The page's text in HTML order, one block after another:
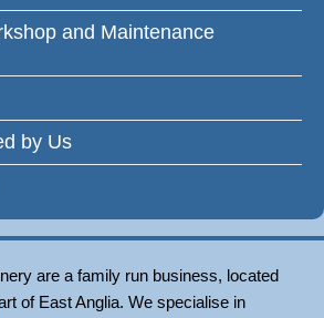
and Maintenance
by Us
are a family run business, located
of East Anglia. We specialise in